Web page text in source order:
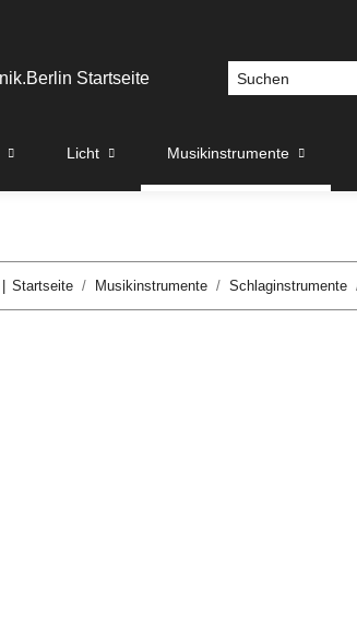
Licht Musikinstrumente
Startseite Musikinstrumente Schlaginstrumente